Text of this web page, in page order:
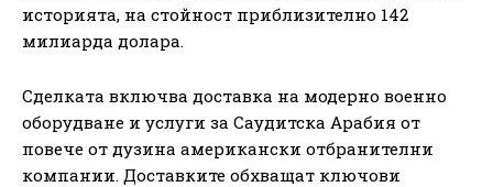
историята, на стойност приблизително 142
милиарда долара.
Сделката включва доставка на модерно военно
оборудване и услуги за Саудитска Арабия от
повече от дузина американски отбранителни
компании. Доставките обхващат ключови